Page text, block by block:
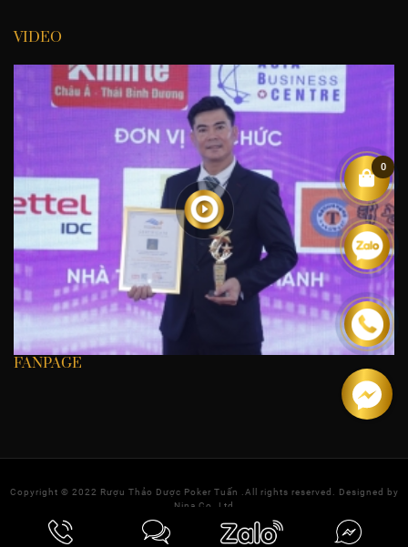
VIDEO
FANPAGE
Copyright © 2022 Rượu Thảo Dược Poker Tuấn
.All rights reserved. Designed by
Nina Co.,Ltd
0